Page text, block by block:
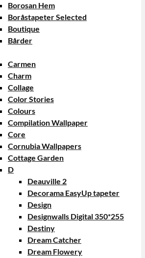
Borosan Hem
Boråstapeter Selected
Boutique
Bårder
Carmen
Charm
Collage
Color Stories
Colours
Compilation Wallpaper
Core
Cornubia Wallpapers
Cottage Garden
D
Deauville 2
Decorama EasyUp tapeter
Design
Designwalls Digital 350*255
Destiny
Dream Catcher
Dream Flowery